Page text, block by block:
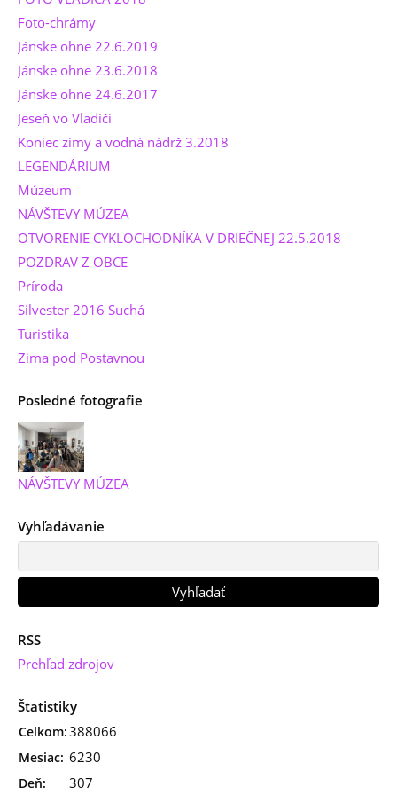
Foto-chrámy
Jánske ohne 22.6.2019
Jánske ohne 23.6.2018
Jánske ohne 24.6.2017
Jeseň vo Vladiči
Koniec zimy a vodná nádrž 3.2018
LEGENDÁRIUM
Múzeum
NÁVŠTEVY MÚZEA
OTVORENIE CYKLOCHODNÍKA V DRIEČNEJ 22.5.2018
POZDRAV Z OBCE
Príroda
Silvester 2016 Suchá
Turistika
Zima pod Postavnou
Posledné fotografie
NÁVŠTEVY MÚZEA
Vyhľadávanie
RSS
Prehľad zdrojov
Štatistiky
Celkom:388066
Mesiac: 6230
Deň: 307